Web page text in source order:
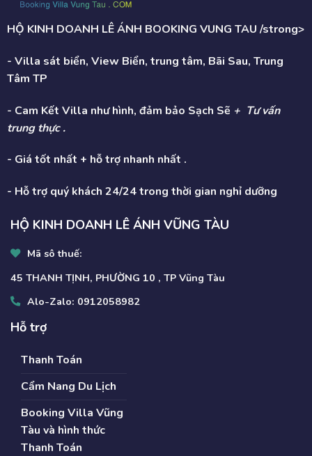
HỘ KINH DOANH LÊ ÁNH BOOKING VUNG TAU /strong>
- Villa sát biển, View Biển, trung tâm, Bãi Sau, Trung
Tâm TP
- Cam Kết Villa như hình, đảm bảo Sạch Sẽ + Tư vấn
trung thực .
- Giá tốt nhất + hỗ trợ nhanh nhất .
- Hỗ trợ quý khách 24/24 trong thời gian nghỉ dưỡng
HỘ KINH DOANH LÊ ÁNH VŨNG TÀU
Mã sô thuế:
45 THANH TỊNH, PHƯỜNG 10 , TP Vũng Tàu
Alo-Zalo: 0912058982
Hỗ trợ
Thanh Toán
Cẩm Nang Du Lịch
Booking Villa Vũng
Tàu và hình thức
Thanh Toán